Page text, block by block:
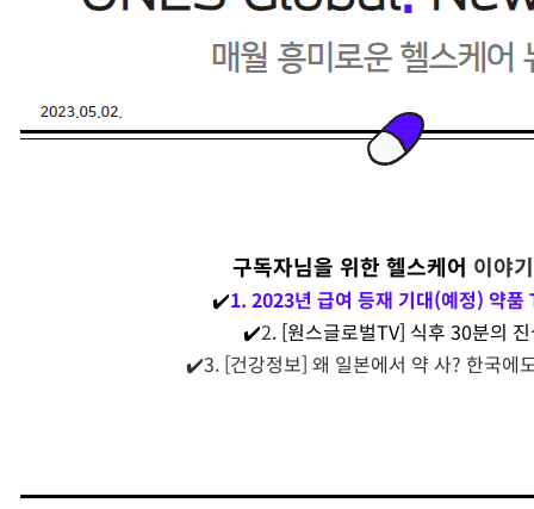
구독자님을 위한 헬스케어 이야
✔️1. 2023년 급여 등재 기대(예정) 약품
✔️2. [원스글로벌TV] 식후 30분의
✔️3. [건강정보] 왜 일본에서 약 사? 한국에